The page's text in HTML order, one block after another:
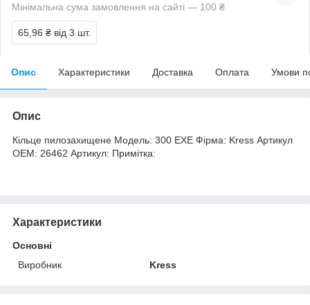
Мінімальна сума замовлення на сайті — 100 ₴
65,96 ₴ від 3 шт.
Опис Характеристики Доставка Оплата Умови
Опис
Кільце пилозахищене Модель: 300 EXE Фірма: Kress Артикул
OEM: 26462 Артикул: Примітка:
Характеристики
Основні
Виробник
Kress